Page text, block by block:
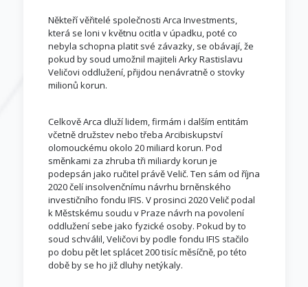
Někteří věřitelé společnosti Arca Investments,
která se loni v květnu ocitla v úpadku, poté co
nebyla schopna platit své závazky, se obávají, že
pokud by soud umožnil majiteli Arky Rastislavu
Veličovi oddlužení, přijdou nenávratně o stovky
milionů korun.
Celkově Arca dluží lidem, firmám i dalším entitám
včetně družstev nebo třeba Arcibiskupství
olomouckému okolo 20 miliard korun. Pod
směnkami za zhruba tři miliardy korun je
podepsán jako ručitel právě Velič. Ten sám od října
2020 čelí insolvenčnímu návrhu brněnského
investičního fondu IFIS. V prosinci 2020 Velič podal
k Městskému soudu v Praze návrh na povolení
oddlužení sebe jako fyzické osoby. Pokud by to
soud schválil, Veličovi by podle fondu IFIS stačilo
po dobu pět let splácet 200 tisíc měsíčně, po této
době by se ho již dluhy netýkaly.